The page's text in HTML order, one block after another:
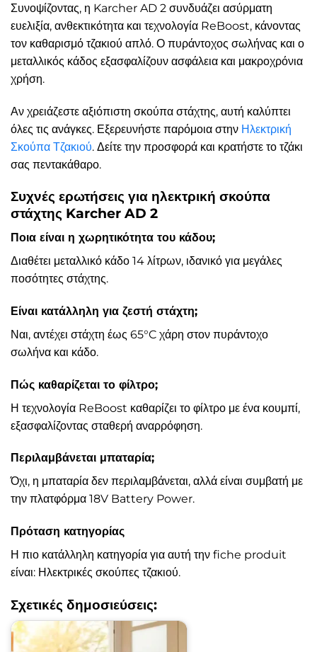
Συνοψίζοντας, η Karcher AD 2 συνδυάζει ασύρματη
ευελιξία, ανθεκτικότητα και τεχνολογία ReBoost, κάνοντας
τον καθαρισμό τζακιού απλό. Ο πυράντοχος σωλήνας και ο
μεταλλικός κάδος εξασφαλίζουν ασφάλεια και μακροχρόνια
χρήση.
Αν χρειάζεστε αξιόπιστη σκούπα στάχτης, αυτή καλύπτει
όλες τις ανάγκες. Εξερευνήστε παρόμοια στην Ηλεκτρική
Σκούπα Τζακιού. Δείτε την προσφορά και κρατήστε το τζάκι
σας πεντακάθαρο.
Συχνές ερωτήσεις για ηλεκτρική σκούπα
στάχτης Karcher AD 2
Ποια είναι η χωρητικότητα του κάδου;
Διαθέτει μεταλλικό κάδο 14 λίτρων, ιδανικό για μεγάλες
ποσότητες στάχτης.
Είναι κατάλληλη για ζεστή στάχτη;
Ναι, αντέχει στάχτη έως 65°C χάρη στον πυράντοχο
σωλήνα και κάδο.
Πώς καθαρίζεται το φίλτρο;
Η τεχνολογία ReBoost καθαρίζει το φίλτρο με ένα κουμπί,
εξασφαλίζοντας σταθερή αναρρόφηση.
Περιλαμβάνεται μπαταρία;
Όχι, η μπαταρία δεν περιλαμβάνεται, αλλά είναι συμβατή με
την πλατφόρμα 18V Battery Power.
Πρόταση κατηγορίας
Η πιο κατάλληλη κατηγορία για αυτή την fiche produit
είναι: Ηλεκτρικές σκούπες τζακιού.
Σχετικές δημοσιεύσεις: